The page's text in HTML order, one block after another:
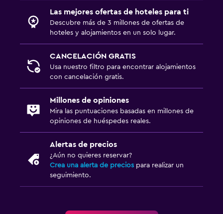
Servicio de traslado (cargo adicional)
Carga de vehículos eléctricos
Restaurante
Bar/lounge
Bar de tapas
Mesa de comedor
Sistema de entretenimiento
TV de pantalla plana
Sala de estar/TV compartida
Las mejores ofertas de hoteles para ti
Descubre más de 3 millones de ofertas de
hoteles y alojamientos en un solo lugar.
CANCELACIÓN GRATIS
Usa nuestro filtro para encontrar alojamientos
con cancelación gratis.
Millones de opiniones
Mira las puntuaciones basadas en millones de
opiniones de huéspedes reales.
Alertas de precios
¿Aún no quieres reservar?
Crea una alerta de precios para realizar un
seguimiento.